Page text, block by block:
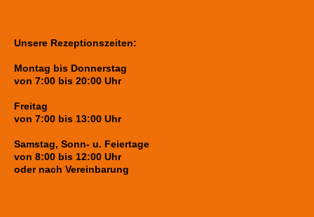
Unsere Rezeptionszeiten:
Montag bis Donnerstag
von 7:00 bis 20:00 Uhr
Freitag
von 7:00 bis 13:00 Uhr
Samstag, Sonn- u. Feiertage
von 8:00 bis 12:00 Uhr
oder nach Vereinbarung